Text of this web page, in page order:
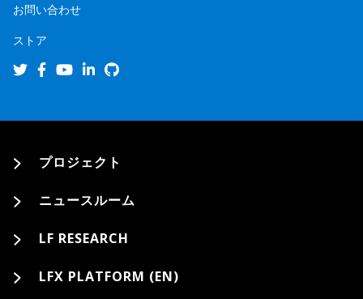
お問い合わせ
ストア
プロジェクト
ニュースルーム
LF RESEARCH
LFX PLATFORM (EN)